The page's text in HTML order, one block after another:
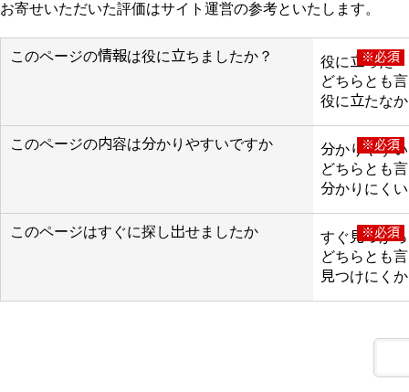
お寄せいただいた評価はサイト運営の参考といたします。
このページの情報は役に立ちましたか？ ※必須
役に立った
どちらとも
役に立たな
このページの内容は分かりやすいですか ※必須
分かりやすい
どちらとも
分かりにくい
このページはすぐに探し出せましたか ※必須
すぐ見つか
どちらとも
見つけにく